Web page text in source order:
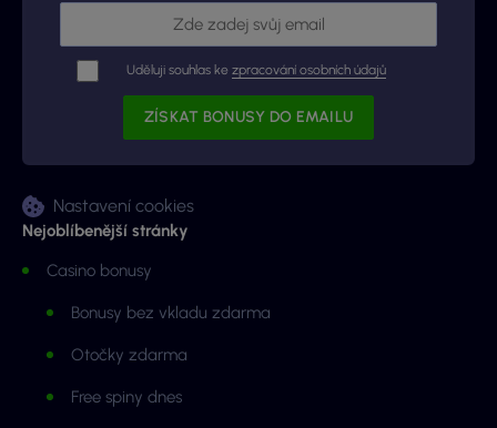
Uděluji souhlas ke zpracování osobních údajů
Nastavení cookies
Nejoblíbenější stránky
Casino bonusy
Bonusy bez vkladu zdarma
Otočky zdarma
Free spiny dnes